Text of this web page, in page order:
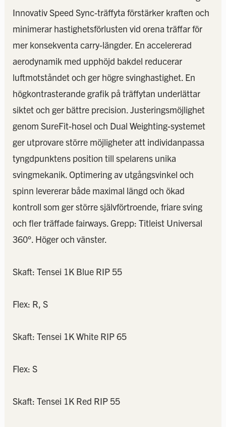
Innovativ Speed Sync-träffyta förstärker kraften och
minimerar hastighetsförlusten vid orena träffar för
mer konsekventa carry-längder. En accelererad
aerodynamik med upphöjd bakdel reducerar
luftmotståndet och ger högre svinghastighet. En
högkontrasterande grafik på träffytan underlättar
siktet och ger bättre precision. Justeringsmöjlighet
genom SureFit-hosel och Dual Weighting-systemet
ger utprovare större möjligheter att individanpassa
tyngdpunktens position till spelarens unika
svingmekanik. Optimering av utgångsvinkel och
spinn levererar både maximal längd och ökad
kontroll som ger större självförtroende, friare sving
och fler träffade fairways. Grepp: Titleist Universal
360°. Höger och vänster.
Skaft: Tensei 1K Blue RIP 55
Flex: R, S
Skaft: Tensei 1K White RIP 65
Flex: S
Skaft: Tensei 1K Red RIP 55